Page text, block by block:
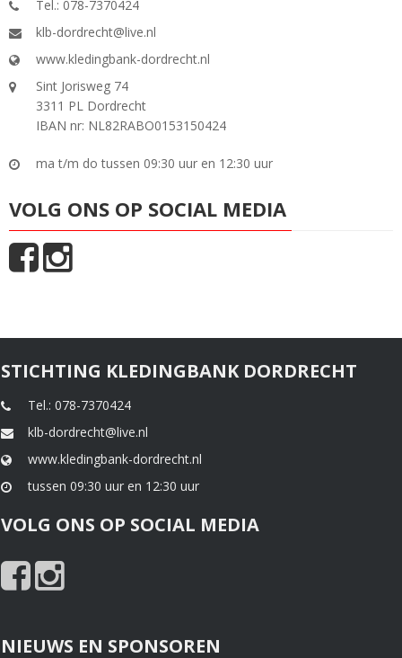
Tel.: 078-7370424
klb-dordrecht@live.nl
www.kledingbank-dordrecht.nl
Sint Jorisweg 74
3311 PL Dordrecht
IBAN nr: NL82RABO0153150424
ma t/m do tussen 09:30 uur en 12:30 uur
VOLG ONS OP SOCIAL MEDIA
STICHTING KLEDINGBANK DORDRECHT
Tel.: 078-7370424
klb-dordrecht@live.nl
www.kledingbank-dordrecht.nl
tussen 09:30 uur en 12:30 uur
VOLG ONS OP SOCIAL MEDIA
NIEUWS EN SPONSOREN